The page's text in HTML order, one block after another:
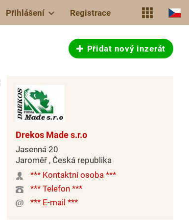
Přihlášení Registrace
Přidat nový inzerát
Drekos Made s.r.o
Jasenná 20
Jaroměř , Česká republika
*** Kontaktní osoba ***
*** Telefon ***
*** E-mail ***